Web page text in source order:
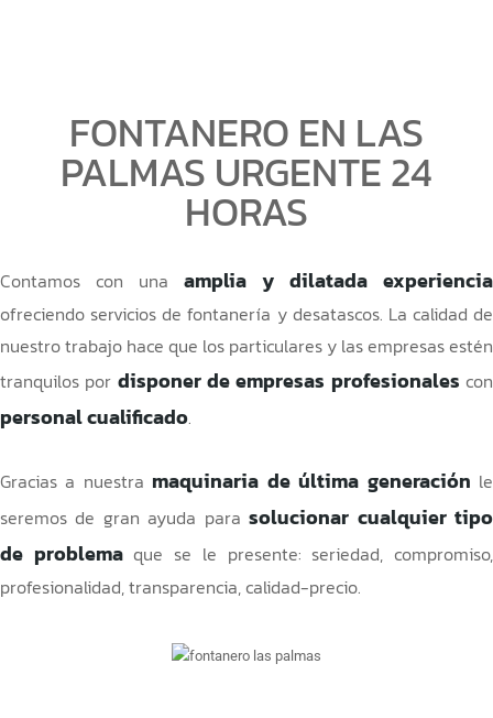
FONTANERO EN LAS
PALMAS URGENTE 24
HORAS
Contamos con una amplia y dilatada experiencia
ofreciendo servicios de fontanería y desatascos. La calidad de
nuestro trabajo hace que los particulares y las empresas estén
tranquilos por disponer de empresas profesionales con
personal cualificado.
Gracias a nuestra maquinaria de última generación le
seremos de gran ayuda parasolucionar cualquier tipo
de problemaque se le presente: seriedad, compromiso,
profesionalidad, transparencia, calidad-precio.